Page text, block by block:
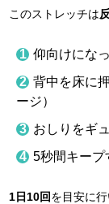
このストレッチは
仰向けにな
背中を床に
ージ）
おしりをギ
5秒間キープ
1日10回を目安に行